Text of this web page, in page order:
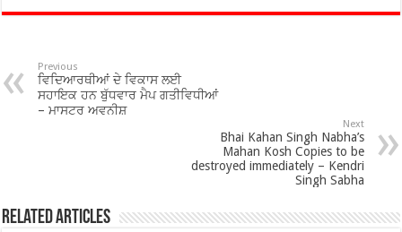
e
o
o
tt at
p
p
ar
Previous
ਵਿਦਿਆਰਥੀਆਂ ਦੇ ਵਿਕਾਸ ਲਈ
ਸਹਾਇਕ ਹਨ ਬੁੱਧਵਾਰ ਮੈਪ ਗਤੀਵਿਧੀਆਂ
– ਮਾਸਟਰ ਅਵਨੀਸ਼
Next
Bhai Kahan Singh Nabha’s
Mahan Kosh Copies to be
destroyed immediately – Kendri
Singh Sabha
Related Articles